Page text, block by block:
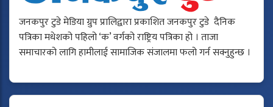
जनकपुर टुडे मेडिया ग्रुप प्रालिद्वारा प्रकाशित जनकपुर टुडे दैनिक
पत्रिका मधेशको पहिलो ‘क’ वर्गको राष्ट्रिय पत्रिका हो । ताजा
समाचारको लागि हामीलाई सामाजिक संजालमा फलो गर्न सक्नुहुन्छ ।